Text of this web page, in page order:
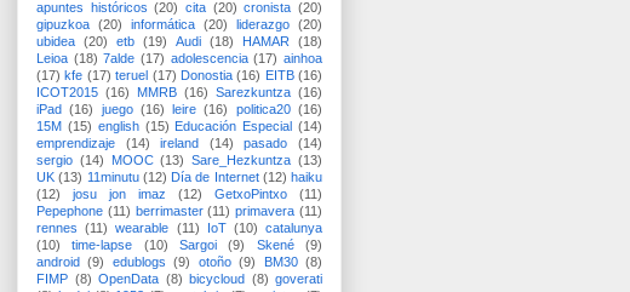
apuntes históricos (20) cita (20) cronista (20)
gipuzkoa (20) informática (20) liderazgo (20)
ubidea (20) etb (19) Audi (18) HAMAR
(18)
Leioa (18) 7alde (17) adolescencia (17) ainhoa
(17) kfe (17) teruel (17) Donostia (16) EITB (16)
ICOT2015 (16) MMRB (16) Sarezkuntza (16)
iPad (16) juego (16) leire (16) politica20 (16)
15M (15) english (15) Educación Especial (14)
emprendizaje
(14) ireland (14) pasado
(14)
sergio (14) MOOC (13) Sare_Hezkuntza (13)
UK (13) 11minutu (12) Día de Internet (12) haiku
(12)
josu jon imaz (12) GetxoPintxo
(11)
Pepephone (11) berrimaster (11) primavera (11)
rennes (11) wearable (11) IoT (10) catalunya
(10)
time-lapse (10) Sargoi (9) Skené
(9)
android (9) edublogs (9) otoño (9) BM30 (8)
FIMP (8) OpenData (8) bicycloud (8) goverati